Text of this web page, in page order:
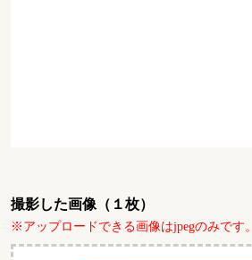
撮影した画像（１枚）
※アップロードできる画像はjpegのみです。